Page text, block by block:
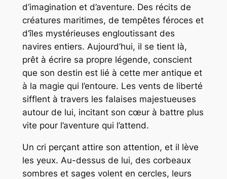
d’imagination et d’aventure. Des récits de
créatures maritimes, de tempêtes féroces et
d’îles mystérieuses engloutissant des
navires entiers. Aujourd’hui, il se tient là,
prêt à écrire sa propre légende, conscient
que son destin est lié à cette mer antique et
à la magie qui l’entoure. Les vents de liberté
sifflent à travers les falaises majestueuses
autour de lui, incitant son cœur à battre plus
vite pour l’aventure qui l’attend.
Un cri perçant attire son attention, et il lève
les yeux. Au-dessus de lui, des corbeaux
sombres et sages volent en cercles, leurs